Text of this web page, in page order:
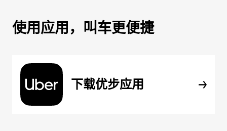
使用应用，叫车更便捷
下载优步应用